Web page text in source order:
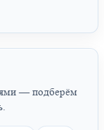
— подберём